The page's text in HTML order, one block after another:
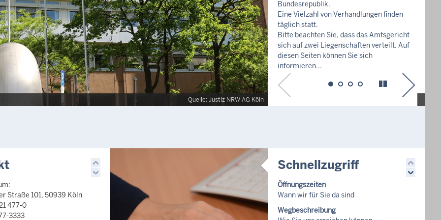
Quelle: Justiz NRW AG Köln
Straße 101, 50939 Köln
477-0
3333
Schnellzugriff
Öffnungszeiten
Wann wir für Sie da sind
Wegbeschreibung